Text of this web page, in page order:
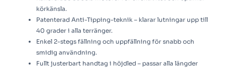
körkänsla.
Patenterad Anti-Tipping-teknik – klarar lutningar upp till
40 grader i alla terränger.
Enkel 2-stegs fällning och uppfällning för snabb och
smidig användning.
Fullt justerbart handtag i höjdled – passar alla längder